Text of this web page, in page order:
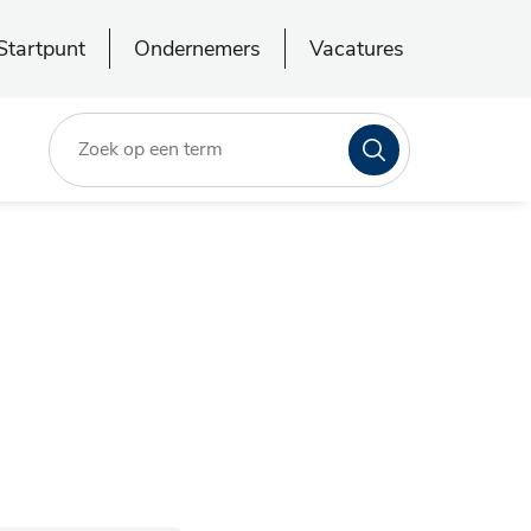
Ondernemers Vacatures
Zoeken